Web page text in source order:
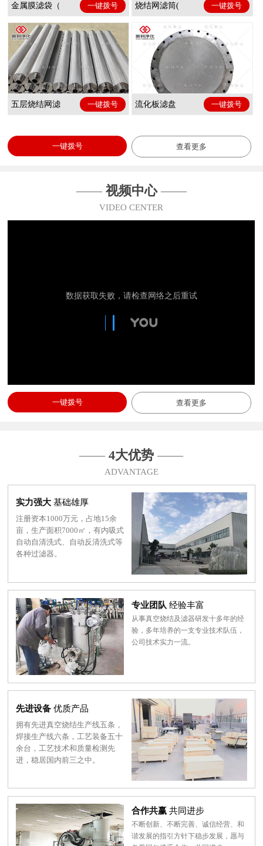
金属膜滤袋（ 一键拨号 烧结网滤筒( 一键拨号
五层烧结网滤 一键拨号 流化板滤盘 一键拨号
一键拨号 查看更多
—— 视频中心——
VIDEO CENTER
一键拨号 查看更多
——4大优势 ——
ADVANTAGE
实力强大 基础雄厚
注册资本1000万元，占地15余
亩，生产面积7000㎡，有内吸式
自动自清洗式、自动反清洗式等
各种过滤器。
专业团队 经验丰富
从事真空烧结及滤器研发十多年的经
验，多年培养的一支专业技术队伍，
公司技术实力一流。
先进设备 优质产品
拥有先进真空烧结生产线五条，
焊接生产线六条，工艺装备五十
余台，工艺技术和质量检测先
进，稳居国内前三之中。
合作共赢 共同进步
不断创新、不断完善、诚信经营、和
谐发展的指引方针下稳步发展，愿与